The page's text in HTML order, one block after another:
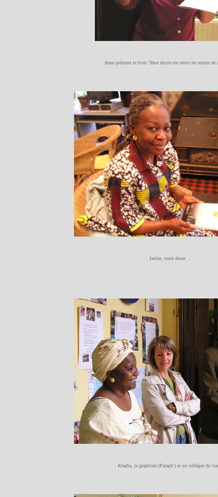
Anne présente le livre "Mon destin est entre les mains de
Jackie, toute émue ...
Khadia, la graphiste (Paraph’) et un collègue du